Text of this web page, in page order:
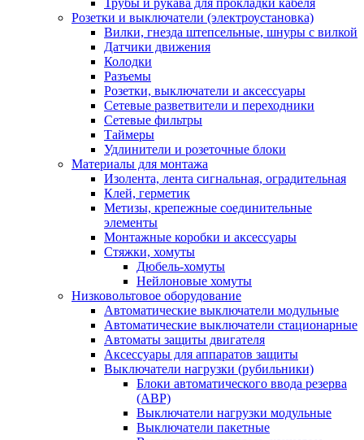
Трубы и рукава для прокладки кабеля
Розетки и выключатели (электроустановка)
Вилки, гнезда штепсельные, шнуры с вилкой
Датчики движения
Колодки
Разъемы
Розетки, выключатели и аксессуары
Сетевые разветвители и переходники
Сетевые фильтры
Таймеры
Удлинители и розеточные блоки
Материалы для монтажа
Изолента, лента сигнальная, оградительная
Клей, герметик
Метизы, крепежные соединительные
элементы
Монтажные коробки и аксессуары
Стяжки, хомуты
Дюбель-хомуты
Нейлоновые хомуты
Низковольтовое оборудование
Автоматические выключатели модульные
Автоматические выключатели стационарные
Автоматы защиты двигателя
Аксессуары для аппаратов защиты
Выключатели нагрузки (рубильники)
Блоки автоматического ввода резерва
(АВР)
Выключатели нагрузки модульные
Выключатели пакетные